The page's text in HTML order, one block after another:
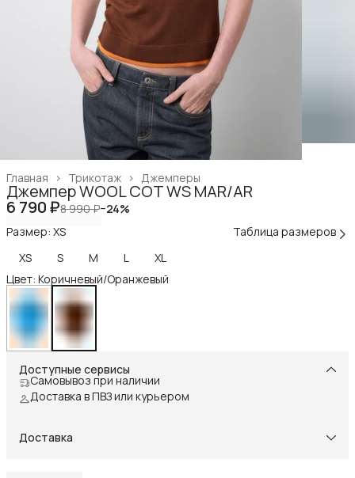
Джемперы
Трикотаж ›
Главная ›
Джемпер WOOL COT WS MAR/AR
6 790 ₽8 990 ₽−24%
Размер: XS
Таблица размеров
XS
S M L
XL
Цвет: Коричневый/Оранжевый
Доступные сервисы
Самовывоз при наличии
Доставка в ПВЗ или курьером
Доставка